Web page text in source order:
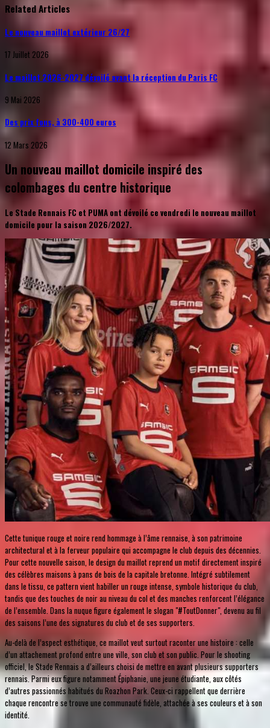
Related Articles
Le nouveau maillot extérieur 26/27
17 Juillet 2026
Le maillot 2026-2027 dévoilé avant la réception du Paris FC
9 Mai 2026
Des prix fous, à 300-400 euros
12 Mars 2026
Un nouveau maillot domicile inspiré des
colombages du centre historique
Le Stade Rennais FC et PUMA ont dévoilé ce vendredi le nouveau maillot
domicile pour la saison 2026/2027.
Cette tunique rouge et noire rend hommage à l’âme rennaise, à son patrimoine
architectural et à la ferveur populaire qui accompagne le club depuis des décennies.
Pour cette nouvelle saison, le design du maillot reprend un motif directement inspiré
des célèbres maisons à pans de bois de la capitale bretonne. Intégré subtilement
dans le tissu, ce pattern vient habiller un rouge intense, symbole historique du club,
tandis que des touches de noir au niveau du col et des manches renforcent l’élégance
de l’ensemble. Dans la nuque figure également le slogan "#ToutDonner", devenu au fil
des saisons l’une des signatures du club et de ses supporters.
Au-delà de l’aspect esthétique, ce maillot veut surtout raconter une histoire : celle
d’un attachement profond entre une ville, son club et son public. Pour le shooting
officiel, le Stade Rennais a d’ailleurs choisi de mettre en avant plusieurs supporters
rennais. Parmi eux figure notamment Épiphanie, une jeune étudiante, aux côtés
d’autres passionnés habitués du Roazhon Park. Ceux-ci rappellent que derrière
chaque rencontre se trouve une communauté fidèle, attachée à ses couleurs et à son
identité.